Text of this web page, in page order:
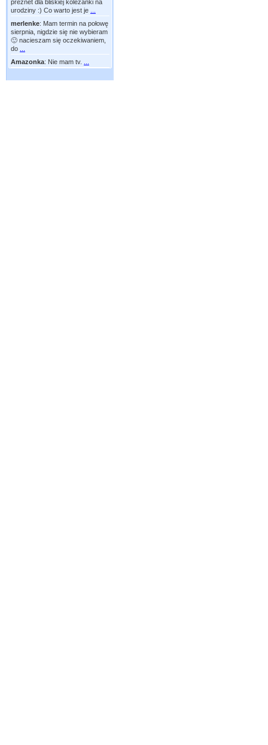
preznet dla bliskiej koleżanki na
urodziny :) Co warto jest je
merlenke: Mam termin na połowę
sierpnia, nigdzie się nie wybieram
🙂 nacieszam się oczekiwaniem,
do
Amazonka: Nie mam tv.